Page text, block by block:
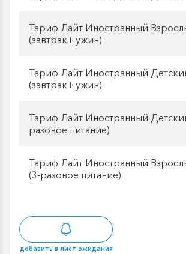
Тариф Лайт Иностранный
(завтрак+ ужин)
Тариф Лайт Иностранный
(завтрак+ ужин)
Тариф Лайт Иностранный
разовое питание)
Тариф Лайт Иностранный
(3-разовое питание)
добавить в лист ожидания